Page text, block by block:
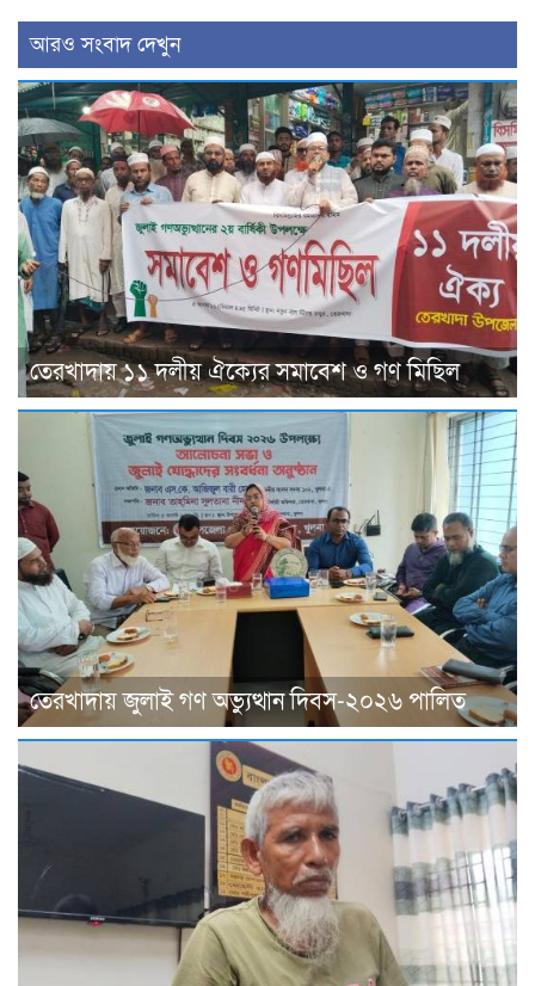
আরও সংবাদ দেখুন
তেরখাদায় ১১ দলীয় ঐক্যের সমাবেশ ও গণ মিছিল
তেরখাদায় জুলাই গণ অভ্যুত্থান দিবস-২০২৬ পালিত